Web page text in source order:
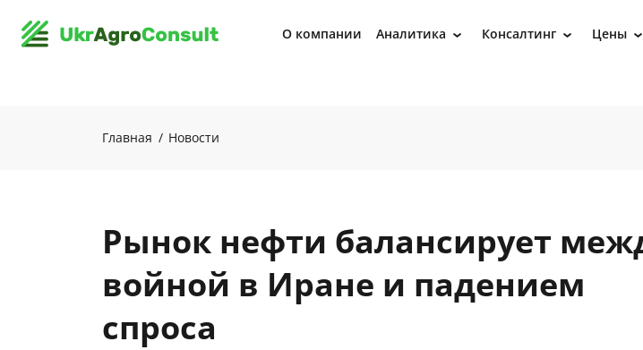
О компании Аналитика › Консалтинг › Цены
Главная Новости
Рынок нефти балансирует
войной в Иране и падением
спроса